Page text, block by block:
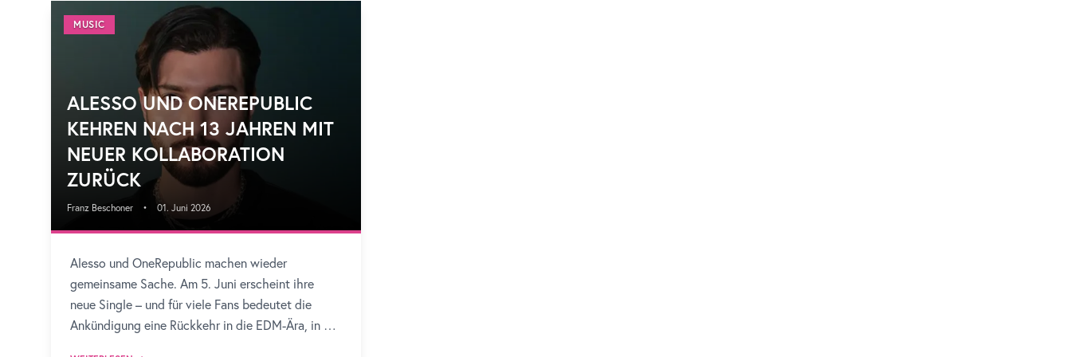
MUSIC
ALESSO UND ONEREPUBLIC
KEHREN NACH 13 JAHREN MIT
NEUER KOLLABORATION
ZURÜCK
Franz Beschoner • 01. Juni 2026
Alesso und OneRepublic machen wieder
gemeinsame Sache. Am 5. Juni erscheint ihre
neue Single – und für viele Fans bedeutet die
Ankündigung eine Rückkehr in die EDM-Ära, in der